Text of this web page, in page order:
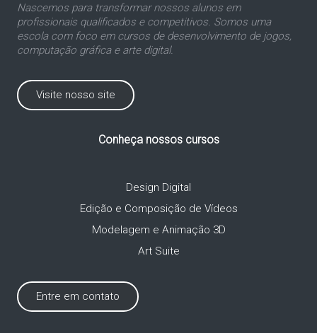
Nascemos para transformar nossos alunos em
profissionais qualificados e competitivos. Somos uma
escola com foco em cursos de desenvolvimento de jogos,
computação gráfica e arte digital.
Visite nosso site
Conheça nossos cursos
Design Digital
Edição e Composição de Vídeos
Modelagem e Animação 3D
Art Suite
Entre em contato